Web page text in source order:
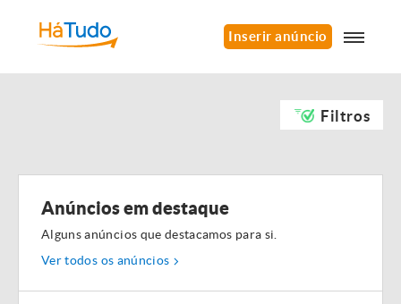
Inserir anúncio
Filtros
Anúncios em destaque
Alguns anúncios que destacamos para si.
Ver todos os anúncios